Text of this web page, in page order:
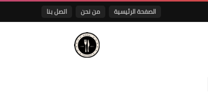
الصفحة الرئيسية من نحن اتصل بنا